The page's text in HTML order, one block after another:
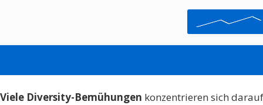
DIVERSITY:
Viele Diversity-Bemühungen konzentrieren sich